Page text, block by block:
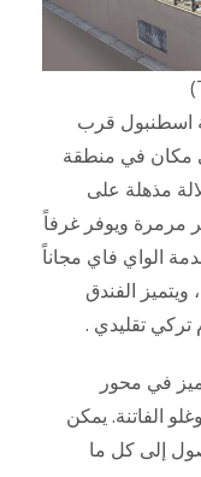
اسطنبول قرب
مكان في منطقة
مذهلة على
مرمرة ويوفر غرفاً
الواي فاي مجاناً
ويتميز الفندق
تقليدي .
في محور
الفاتنة. يمكن
إلى كل ما